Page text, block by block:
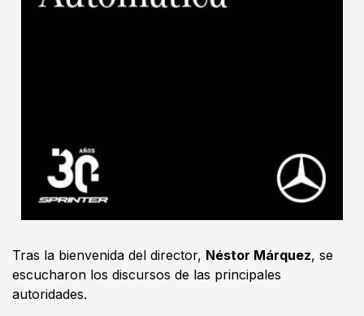
Tras la bienvenida del director, Néstor Márquez, se
escucharon los discursos de las principales
autoridades.